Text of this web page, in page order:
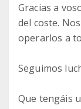
Gracias a
del coste.
operarlos a
Seguimos
Que tengáis